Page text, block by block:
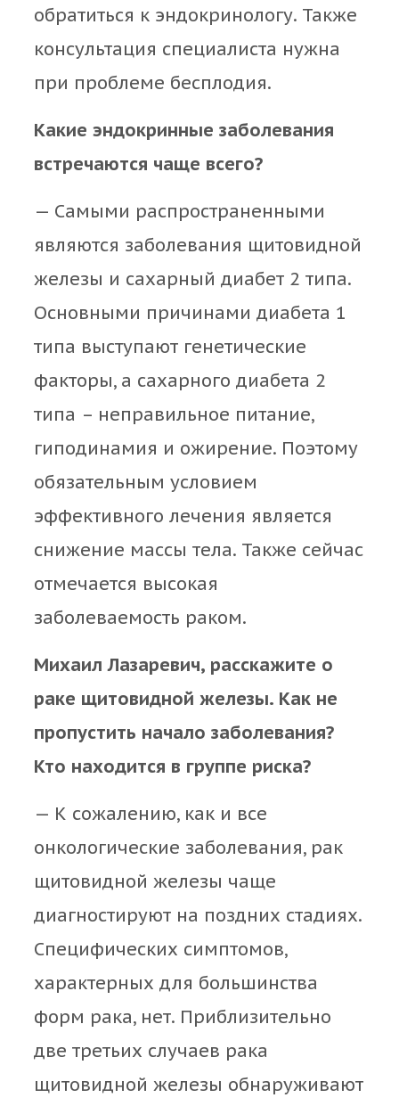
обратиться к эндокринологу. Также
консультация специалиста нужна
при проблеме бесплодия.
Какие эндокринные заболевания
встречаются чаще всего?
— Самыми распространенными
являются заболевания щитовидной
железы и сахарный диабет 2 типа.
Основными причинами диабета 1
типа выступают генетические
факторы, а сахарного диабета 2
типа – неправильное питание,
гиподинамия и ожирение. Поэтому
обязательным условием
эффективного лечения является
снижение массы тела. Также сейчас
отмечается высокая
заболеваемость раком.
Михаил Лазаревич, расскажите о
раке щитовидной железы. Как не
пропустить начало заболевания?
Кто находится в группе риска?
— К сожалению, как и все
онкологические заболевания, рак
щитовидной железы чаще
диагностируют на поздних стадиях.
Специфических симптомов,
характерных для большинства
форм рака, нет. Приблизительно
две третьих случаев рака
щитовидной железы обнаруживают